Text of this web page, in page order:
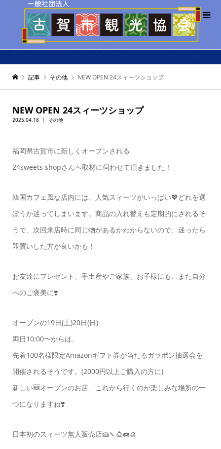
記事 その他 NEW OPEN 24スィーツショップ
NEW OPEN 24スィーツショップ
2025.04.18 その他
福岡県古賀市に新しくオープンされる
24sweets shopさんへ取材に伺わせて頂きました！
韓国カフェ風な店内には、人気スィーツがいっぱい💖どれを選
ぼうか迷ってしまいます。商品の入れ替えも定期的にされるそ
うで、次回来店時に同じ物があるかわからないので、迷ったら
即買いした方が良いかも！
お友達にプレゼント、手土産やご家族、お子様にも、また自分
へのご褒美に❣️
オープンの19日(土)20日(日)
両日10:00〜からは、
先着100名様限定Amazonギフト券が当たるガラポン抽選会を
開催されるそうです。(2000円以上ご購入の方に)
新しい🆕オープンのお店、これから行くのが楽しみな場所の一
つになりますね❣️
日本初のスィーツ無人販売店🍰🍡🍮🍩🥮